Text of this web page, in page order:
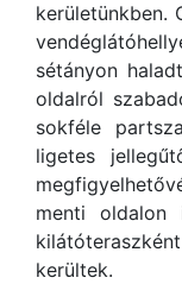
kerületünkben.
sétányon
oldalról
sokféle
ligetes
menti
kerültek.